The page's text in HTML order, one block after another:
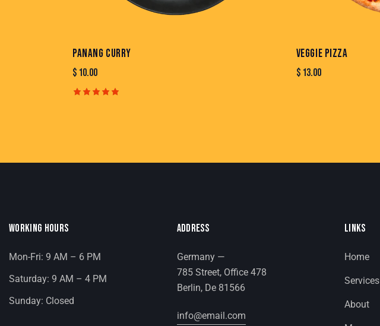
PANANG CURRY
$ 10.00
VEGGIE PIZZA
$ 13.00
WORKING HOURS
Mon-Fri: 9 AM – 6 PM
Saturday: 9 AM – 4 PM
Sunday: Closed
ADDRESS
Germany —
785 Street, Office 478
Berlin, De 81566
info@email.com
LINKS
Home
Services
About